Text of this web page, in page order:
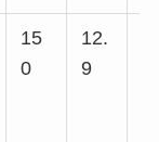
15
0
12.
9